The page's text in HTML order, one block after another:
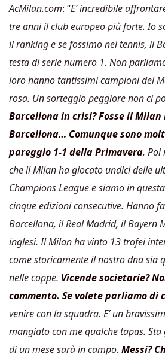
AcMilan.com: “E’ incredibile
tre anni il club europeo più forte. Io
il ranking e se fossimo nel tennis, il
testa di serie numero 1. Non
loro hanno tantissimi campioni del
rosa. Un sorteggio peggiore non ci
Barcellona in crisi? Fosse il
Barcellona… Comunque sono
pareggio 1-1 della Primavera. Poi
che il Milan ha giocato undici delle
Champions League e siamo in
cinque edizioni consecutive. Hanno
Barcellona, il Real Madrid, il Bayern
inglesi. Il Milan ha vinto 13 trofei
come storicamente il nostro dna sia
nelle coppe. Vicende societarie?
commento. Se volete parliamo di
venire con la squadra. E’ un
mangiato con me qualche tapas.
di un mese sarà in campo. Messi?